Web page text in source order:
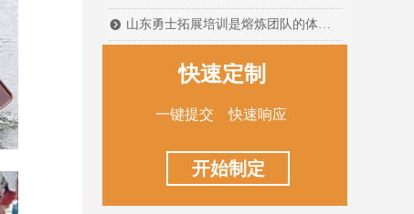
快速定制
一键提交 快速响应
开始制定
뀹 山东勇士拓展培训是熔炼团队的体验式拓展培训